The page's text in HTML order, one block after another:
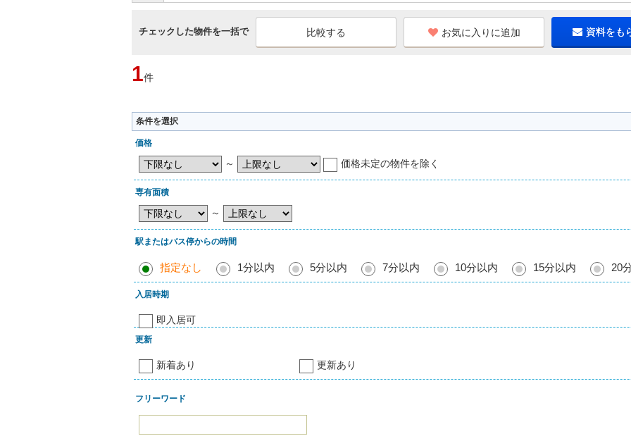
チェックした物件を一括で お気に入りに追加 資料をも
1件
条件を選択
価格
～ 価格未定の物件を除く
専有面積
～
駅またはバス停からの時間
指定なし 1分以内 5分以内 7分以内 10分以内 15分以内 20
入居時期
即入居可
更新
新着あり 更新あり
フリーワード